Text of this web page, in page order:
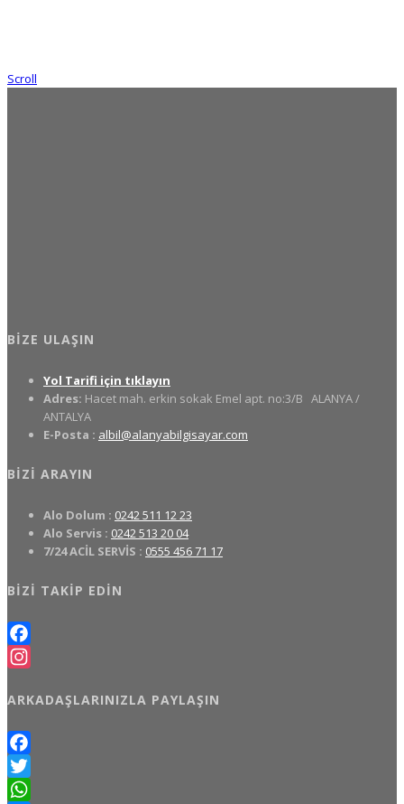
Scroll
BIZE ULAŞIN
Yol Tarifi için tıklayın
Adres: Hacet mah. erkin sokak Emel apt. no:3/B ALANYA /
ANTALYA
E-Posta : albil@alanyabilgisayar.com
BIZI ARAYIN
Alo Dolum : 0242 511 12 23
Alo Servis : 0242 513 20 04
7/24 ACİL SERVİS : 0555 456 71 17
BIZI TAKIP EDIN
Facebook
ARKADAŞLARINIZLA PAYLAŞIN
Facebook
Twitter